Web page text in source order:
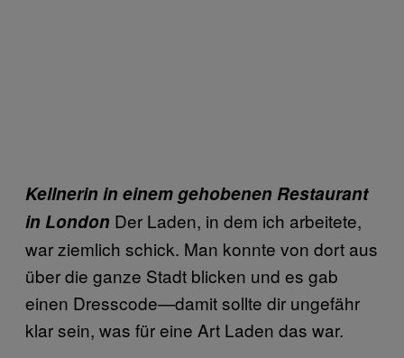
Kellnerin in einem gehobenen Restaurant
in London Der Laden, in dem ich arbeitete,
war ziemlich schick. Man konnte von dort aus
über die ganze Stadt blicken und es gab
einen Dresscode—damit sollte dir ungefähr
klar sein, was für eine Art Laden das war.